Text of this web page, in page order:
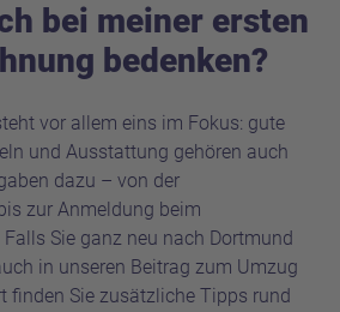
bei meiner ersten
bedenken?
vor allem eins im Fokus: gute
und Ausstattung gehören auch
dazu – von der
zur Anmeldung beim
Sie ganz neu nach Dortmund
in unseren Beitrag zum Umzug
finden Sie zusätzliche Tipps rund